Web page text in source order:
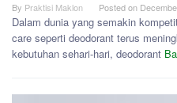
By Praktisi Maklon Posted on
Dalam dunia yang semakin
care seperti deodorant terus
kebutuhan sehari-hari, deodorant